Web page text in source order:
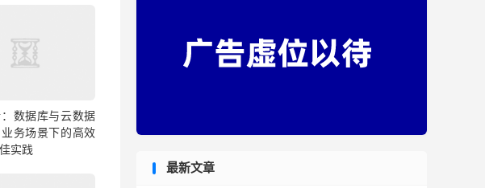
数据库与云数据
务场景下的高效
实践
最新文章